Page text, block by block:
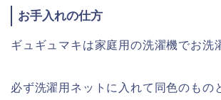
お手入れの仕方
ギュギュマキは家庭用の洗濯機でお洗
必ず洗濯用ネットに入れて同色のもの